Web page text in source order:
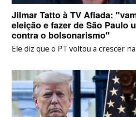
Jilmar Tatto à TV Afiada:
eleição e fazer de São Paulo
contra o bolsonarismo"
Ele diz que o PT voltou a crescer